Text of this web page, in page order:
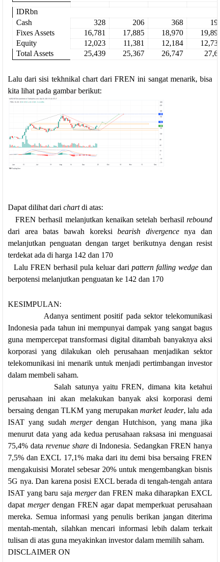
IDRbn
Cash
328 206 368
Fixes Assets
16,781 17,885 18,970
Equity
12,023 11,381 12,184
Total Assets
25,439 25,367 26,747
Lalu dari sisi tekhnikal chart dari FREN ini sangat menarik, bisa
kita lihat pada gambar berikut:
Dapat dilihat dari chartdi atas:
FREN berhasil melanjutkan kenaikan setelah berhasil rebound
dari area batas bawah koreksibearish divergencenya dan
melanjutkan penguatan dengan target berikutnya dengan resist
terdekat ada di harga 142 dan 170
Lalu FREN berhasil pula keluar dari pattern falling wedgedan
berpotensi melanjutkan penguatan ke 142 dan 170
KESIMPULAN:
Adanya sentiment positif pada sektor telekomunikasi
Indonesia pada tahun ini mempunyai dampak yang sangat bagus
guna mempercepat transformasi digital ditambah banyaknya aksi
korporasi yang dilakukan oleh perusahaan menjadikan sektor
telekomunikasi ini menarik untuk menjadi pertimbangan investor
dalam membeli saham.
Salah satunya yaitu FREN, dimana kita ketahui
perusahaan ini akan melakukan banyak aksi korporasi demi
bersaing dengan TLKM yang merupakanmarket leader, lalu ada
ISAT yang sudah mergerdengan Hutchison, yang mana jika
menurut data yang ada kedua perusahaan raksasa ini menguasai
75,4% data revenue sharedi Indonesia. Sedangkan FREN hanya
7,5% dan EXCL 17,1% maka dari itu demi bisa bersaing FREN
mengakuisisi Moratel sebesar 20% untuk mengembangkan bisnis
5G nya. Dan karena posisi EXCL berada di tengah-tengah antara
ISAT yang baru saja mergerdan FREN maka diharapkan EXCL
dapat mergerdengan FREN agar dapat memperkuat perusahaan
mereka. Semua informasi yang penulis berikan jangan diterima
mentah-mentah, silahkan mencari informasi lebih dalam terkait
tulisan di atas guna meyakinkan investor dalam memilih saham.
DISCLAIMER ON